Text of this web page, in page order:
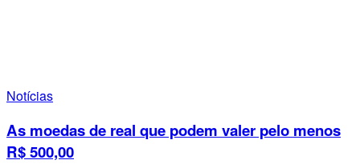
Notícias
As moedas de real que podem valer pelo menos
R$ 500,00